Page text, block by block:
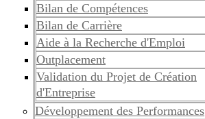
Bilan de Compétences
Bilan de Carrière
Aide à la Recherche d'Emploi
Outplacement
Validation du Projet de Création
d'Entreprise
Développement des Performances